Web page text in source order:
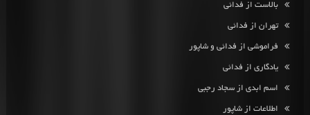
بالاست از فدائی
تهران از فدائی
فراموشی از فدائی و شاپور
یادگاری از فدائی
اسم ابدی از سجاد رجبی
اطلاعات از شاپور